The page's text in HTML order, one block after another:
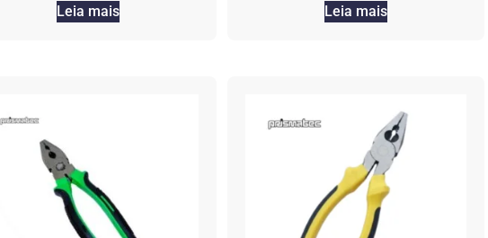
Leia mais Leia mais